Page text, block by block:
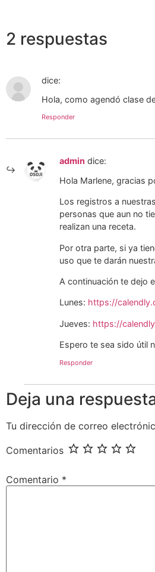
2 respuestas
dice:
Hola, como agendó clase
Responder
admin dice:
Hola Marlene, gracias
Los registros a
personas que aun no
realizan una receta.
Por otra parte, si ya
uso que te darán
A continuación te dejo
Lunes: https://
Jueves: https://
Espero te sea sido útil
Responder
Deja una
Tu dirección de correo
Comentarios
Comentario *